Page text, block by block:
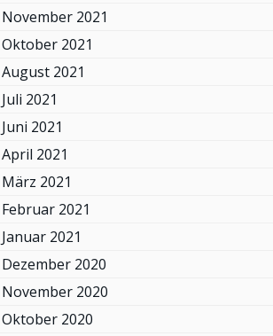
November 2021
Oktober 2021
August 2021
Juli 2021
Juni 2021
April 2021
März 2021
Februar 2021
Januar 2021
Dezember 2020
November 2020
Oktober 2020